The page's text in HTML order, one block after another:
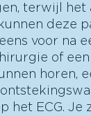
terwijl
deze
voor na
of
horen,
ECG. Je